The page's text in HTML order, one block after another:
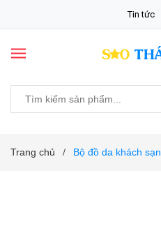
Tin tức
Trang chủ / Bộ đồ da khách sạn